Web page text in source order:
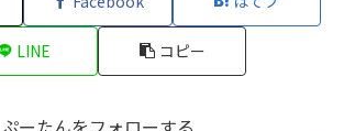
LINE コピー